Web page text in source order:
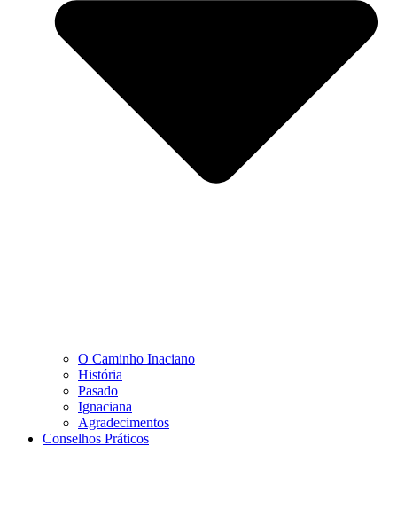
O Caminho Inaciano
História
Pasado
Ignaciana
Agradecimentos
Conselhos Práticos